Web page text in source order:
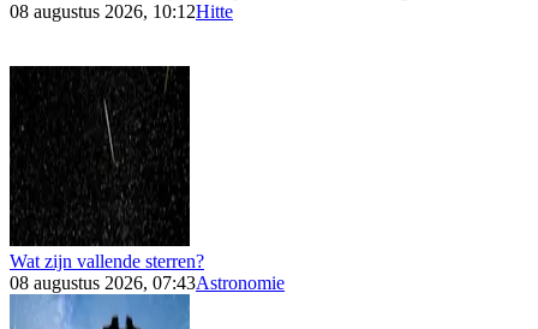
08 augustus 2026, 10:12Hitte
Wat zijn vallende sterren?
08 augustus 2026, 07:43Astronomie